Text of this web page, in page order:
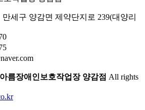
세구 양감면 제약단지로 239(대양리
름장애인보호작업장 양감점 All rights